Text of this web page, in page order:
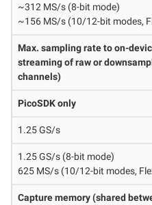
~312 MS/s (8-bit mode)
~156 MS/s (10/12-bit modes,
Max. sampling rate to on-
streaming of raw or
channels)
PicoSDK only
1.25 GS/s
1.25 GS/s (8-bit mode)
625 MS/s (10/12-bit modes,
Capture memory (shared